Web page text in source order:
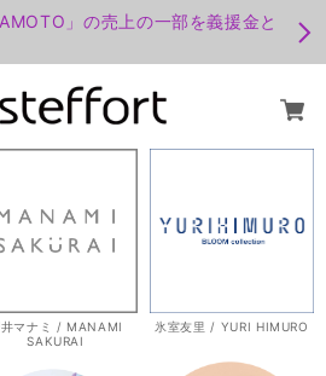
」の売上の一部を義援金と
マナミ / MANAMI
SAKURAI
氷室友里 / YURI HIMURO